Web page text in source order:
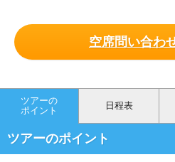
空席問い合わ
ツアーの
ポイント
日程表
ツアーのポイント